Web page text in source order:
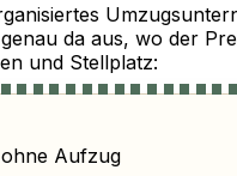
da aus, wo der
und Stellplatz:
Aufzug